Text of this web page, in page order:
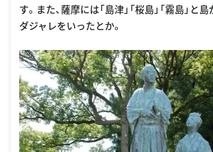
す。また、薩摩には「島津」「桜島」「霧島」と
ダジャレをいったとか。